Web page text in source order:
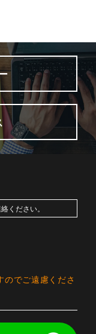
ください。
のでご遠慮くださ